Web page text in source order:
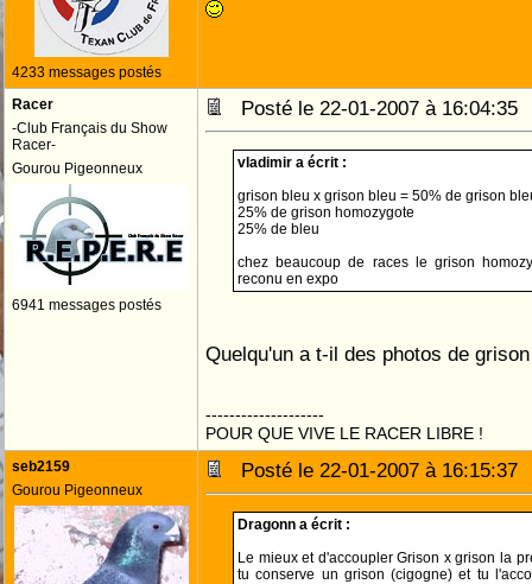
4233 messages postés
Racer
-Club Français du Show
Racer-
Gourou Pigeonneux
6941 messages postés
Posté le 22-01-2007 à
vladimir a écrit :
grison bleu x grison bleu = 50% de grison
25% de grison homozygote
25% de bleu
chez beaucoup de races le grison
reconu en expo
Quelqu'un a t-il des photos de
--------------------
POUR QUE VIVE LE RACER LIBRE !
seb2159
Gourou Pigeonneux
Posté le 22-01-2007 à
Dragonn a écrit :
Le mieux et d'accoupler Grison x grison la
tu conserve un grison (cigogne) et tu